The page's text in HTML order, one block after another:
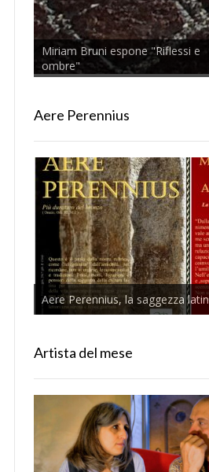
Miriam Bruni espone "Riflessi e
ombre"
Aere Perennius
Aere Perennius, la saggezza
Artista del mese